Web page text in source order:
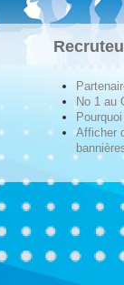
No 1 au
Afficher